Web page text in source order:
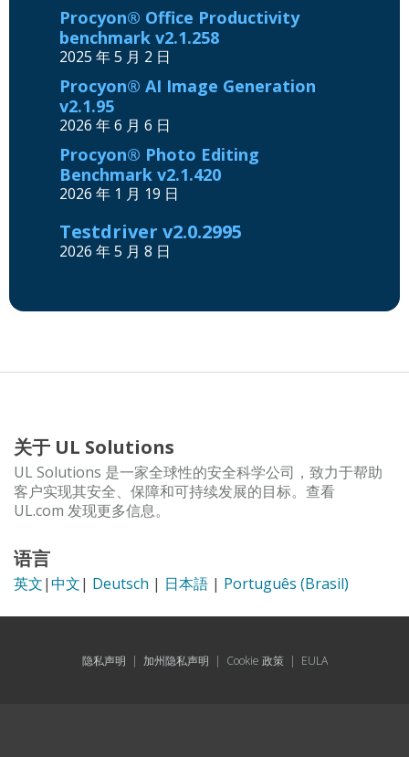
Procyon® Office Productivity
benchmark v2.1.258
2025 年 5 月 2 日
Procyon® AI Image Generation
v2.1.95
2026 年 6 月 6 日
Procyon® Photo Editing
Benchmark v2.1.420
2026 年 1 月 19 日
Testdriver v2.0.2995
2026 年 5 月 8 日
关于 UL Solutions
UL Solutions 是一家全球性的安全科学公司，致力于帮助
客户实现其安全、保障和可持续发展的目标。查看
UL.com 发现更多信息。
语言
英文|中文| Deutsch | 日本語 | Português (Brasil)
隐私声明 | 加州隐私声明 | Cookie 政策| EULA